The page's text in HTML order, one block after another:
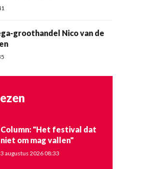
groothandel Nico van de
Column: "Het festival dat
niet om mag vallen"
3 augustus 2026 08:33